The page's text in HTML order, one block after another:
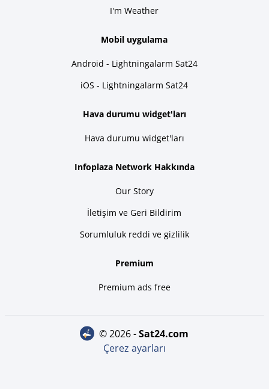
I'm Weather
Mobil uygulama
Android - Lightningalarm Sat24
iOS - Lightningalarm Sat24
Hava durumu widget'ları
Hava durumu widget'ları
Infoplaza Network Hakkında
Our Story
İletişim ve Geri Bildirim
Sorumluluk reddi ve gizlilik
Premium
Premium ads free
© 2026 - sat24.com
Çerez ayarları